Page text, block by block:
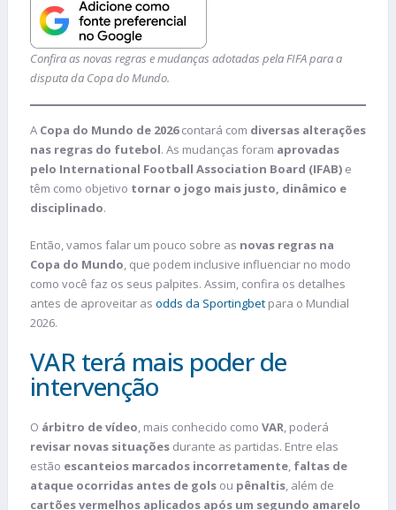
Confira as novas regras e mudanças adotadas pela FIFA para a
disputa da Copa do Mundo.
A Copa do Mundo de 2026contará com diversas alterações
nas regras do futebol. As mudanças foram aprovadas
pelo International Football Association Board (IFAB) e
têm como objetivo tornar o jogo mais justo, dinâmico e
disciplinado.
Então, vamos falar um pouco sobre as novas regras na
Copa do Mundo, que podem inclusive influenciar no modo
como você faz os seus palpites. Assim, confira os detalhes
antes de aproveitar as odds da Sportingbet para o Mundial
2026.
VAR terá mais poder de
intervenção
O árbitro de vídeo, mais conhecido como VAR, poderá
revisar novas situações durante as partidas. Entre elas
estão escanteios marcados incorretamente, faltas de
ataque ocorridas antes de gols ou pênaltis, além de
cartões vermelhos aplicados após um segundo amarelo